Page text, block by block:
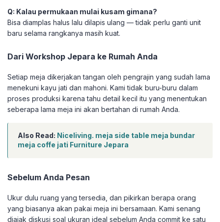
Q: Kalau permukaan mulai kusam gimana?
Bisa diamplas halus lalu dilapis ulang — tidak perlu ganti unit
baru selama rangkanya masih kuat.
Dari Workshop Jepara ke Rumah Anda
Setiap meja dikerjakan tangan oleh pengrajin yang sudah lama
menekuni kayu jati dan mahoni. Kami tidak buru-buru dalam
proses produksi karena tahu detail kecil itu yang menentukan
seberapa lama meja ini akan bertahan di rumah Anda.
Also Read: Niceliving. meja side table meja bundar
meja coffe jati Furniture Jepara
Sebelum Anda Pesan
Ukur dulu ruang yang tersedia, dan pikirkan berapa orang
yang biasanya akan pakai meja ini bersamaan. Kami senang
diajak diskusi soal ukuran ideal sebelum Anda commit ke satu